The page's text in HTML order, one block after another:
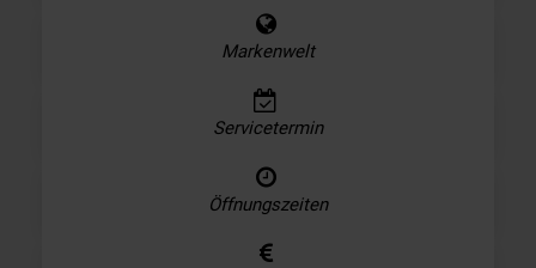
Markenwelt
Servicetermin
Öffnungszeiten